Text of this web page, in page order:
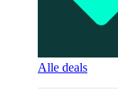
Alle deals